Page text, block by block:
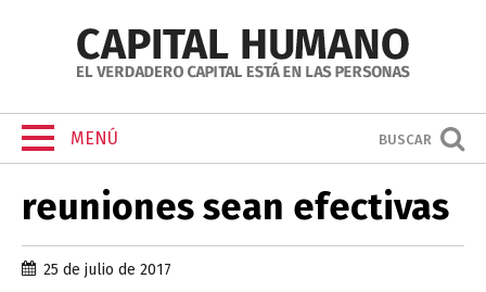
MENÚ BUSCAR
reuniones sean efectivas
25 de julio de 2017